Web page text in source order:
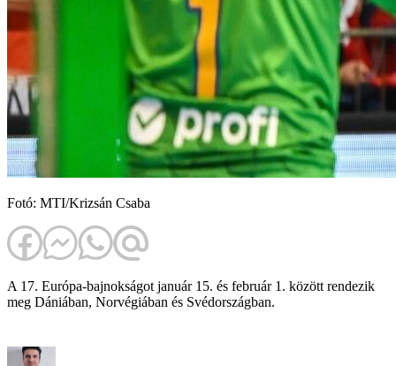
Fotó: MTI/Krizsán Csaba
A 17. Európa-bajnokságot január 15. és február 1. között rendezik
meg Dániában, Norvégiában és Svédországban.